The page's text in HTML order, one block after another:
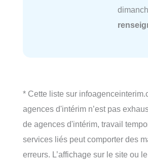
* Cette liste sur
agences d'intérim n’est pas
de agences d'intérim, travail
services liés peut comporter des
erreurs. L’affichage sur le site ou